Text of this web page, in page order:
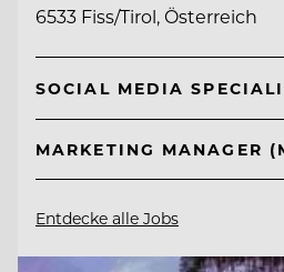
6533 Fiss/Tirol, Österreich
SOCIAL MEDIA
MARKETING MANAGER
Entdecke alle Jobs